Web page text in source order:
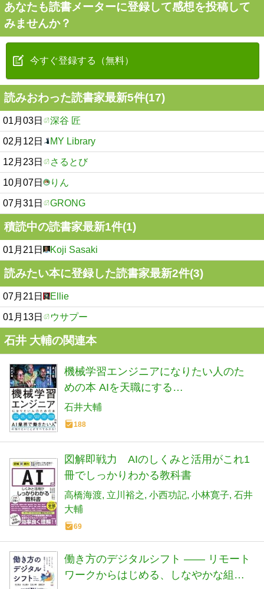
あなたも読書メーターに登録して感想を投稿して
みませんか？
今すぐ登録する（無料）
読みおわった読書家最新5件(17)
01月03日 深谷 匠
02月12日 MY Library
12月23日 さるとび
10月07日 りん
07月31日 GRONG
積読中の読書家最新1件(1)
01月21日 Koji Sasaki
読みたい本に登録した読書家最新2件(3)
07月21日 Ellie
01月13日 ウサプー
石井 大輔の関連本
機械学習エンジニアになりたい人のた
めの本 AIを天職にする
(AI&TECHNOLOGY)
石井大輔
188
図解即戦力 AIのしくみと活用がこれ1
冊でしっかりわかる教科書
高橋海渡 立川裕之 小西功記 小林寛子 石井
大輔
69
働き方のデジタルシフト —— リモート
ワークからはじめる、しなやかな組織